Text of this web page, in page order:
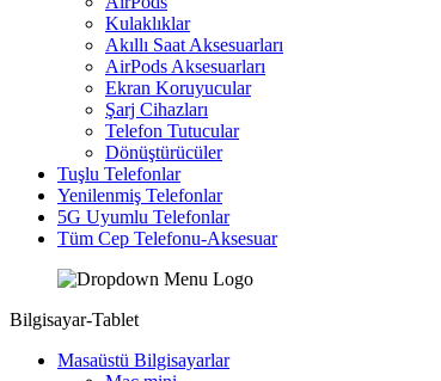
Kulaklıklar
Akıllı Saat Aksesuarları
AirPods Aksesuarları
Ekran Koruyucular
Şarj Cihazları
Telefon Tutucular
Dönüştürücüler
Tuşlu Telefonlar
Yenilenmiş Telefonlar
5G Uyumlu Telefonlar
Tüm Cep Telefonu-Aksesuar
Bilgisayar-Tablet
Masaüstü Bilgisayarlar